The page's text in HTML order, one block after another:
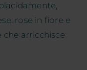
rose in fiore e
che arricchisce